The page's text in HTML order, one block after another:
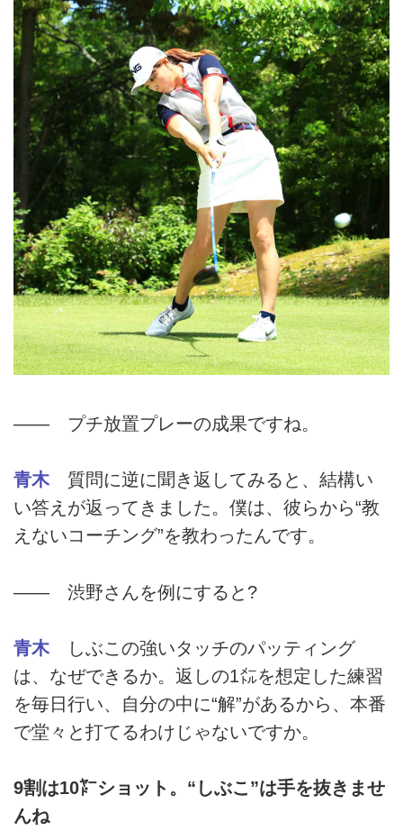
―― プチ放置プレーの成果ですね。
青木 質問に逆に聞き返してみると、結構い
い答えが返ってきました。僕は、彼らから“教
えないコーチング”を教わったんです。
―― 渋野さんを例にすると?
青木 しぶこの強いタッチのパッティング
は、なぜできるか。返しの1㍍を想定した練習
を毎日行い、自分の中に“解”があるから、本番
で堂々と打てるわけじゃないですか。
9割は10㍎ショット。“しぶこ”は手を抜きませ
んね